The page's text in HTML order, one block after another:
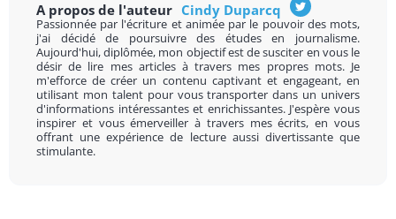
A propos de l'auteur Cindy Duparcq
Passionnée par l'écriture et animée par le pouvoir des mots,
j'ai décidé de poursuivre des études en journalisme.
Aujourd'hui, diplômée, mon objectif est de susciter en vous le
désir de lire mes articles à travers mes propres mots. Je
m'efforce de créer un contenu captivant et engageant, en
utilisant mon talent pour vous transporter dans un univers
d'informations intéressantes et enrichissantes. J'espère vous
inspirer et vous émerveiller à travers mes écrits, en vous
offrant une expérience de lecture aussi divertissante que
stimulante.